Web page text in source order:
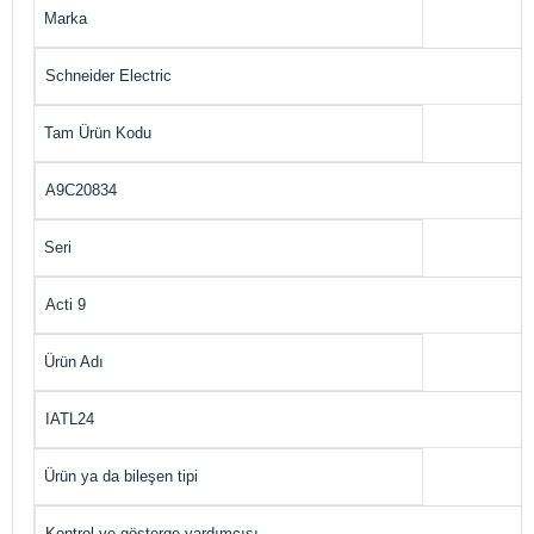
Marka
Schneider Electric
Tam Ürün Kodu
A9C20834
Seri
Acti 9
Ürün Adı
IATL24
Ürün ya da bileşen tipi